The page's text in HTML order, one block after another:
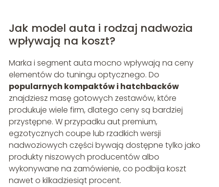
Jak model auta i rodzaj nadwozia
wpływają na koszt?
Marka i segment auta mocno wpływają na ceny
elementów do tuningu optycznego. Do
popularnych kompaktów i hatchbacków
znajdziesz masę gotowych zestawów, które
produkuje wiele firm, dlatego ceny są bardziej
przystępne. W przypadku aut premium,
egzotycznych coupe lub rzadkich wersji
nadwoziowych części bywają dostępne tylko jako
produkty niszowych producentów albo
wykonywane na zamówienie, co podbija koszt
nawet o kilkadziesiąt procent.